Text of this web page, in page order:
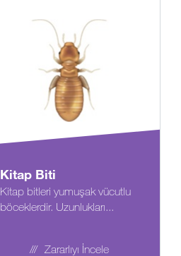
Kitap Biti
Kitap bitleri yumuşak vücutlu
böceklerdir. Uzunlukları...
Zararlıyı İncele